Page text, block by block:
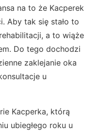
na to że Kacperek
Aby tak się stało to
a to wiąże
Do tego dochodzi
zaklejanie oka
u
Kacperka, którą
ubiegłego roku u